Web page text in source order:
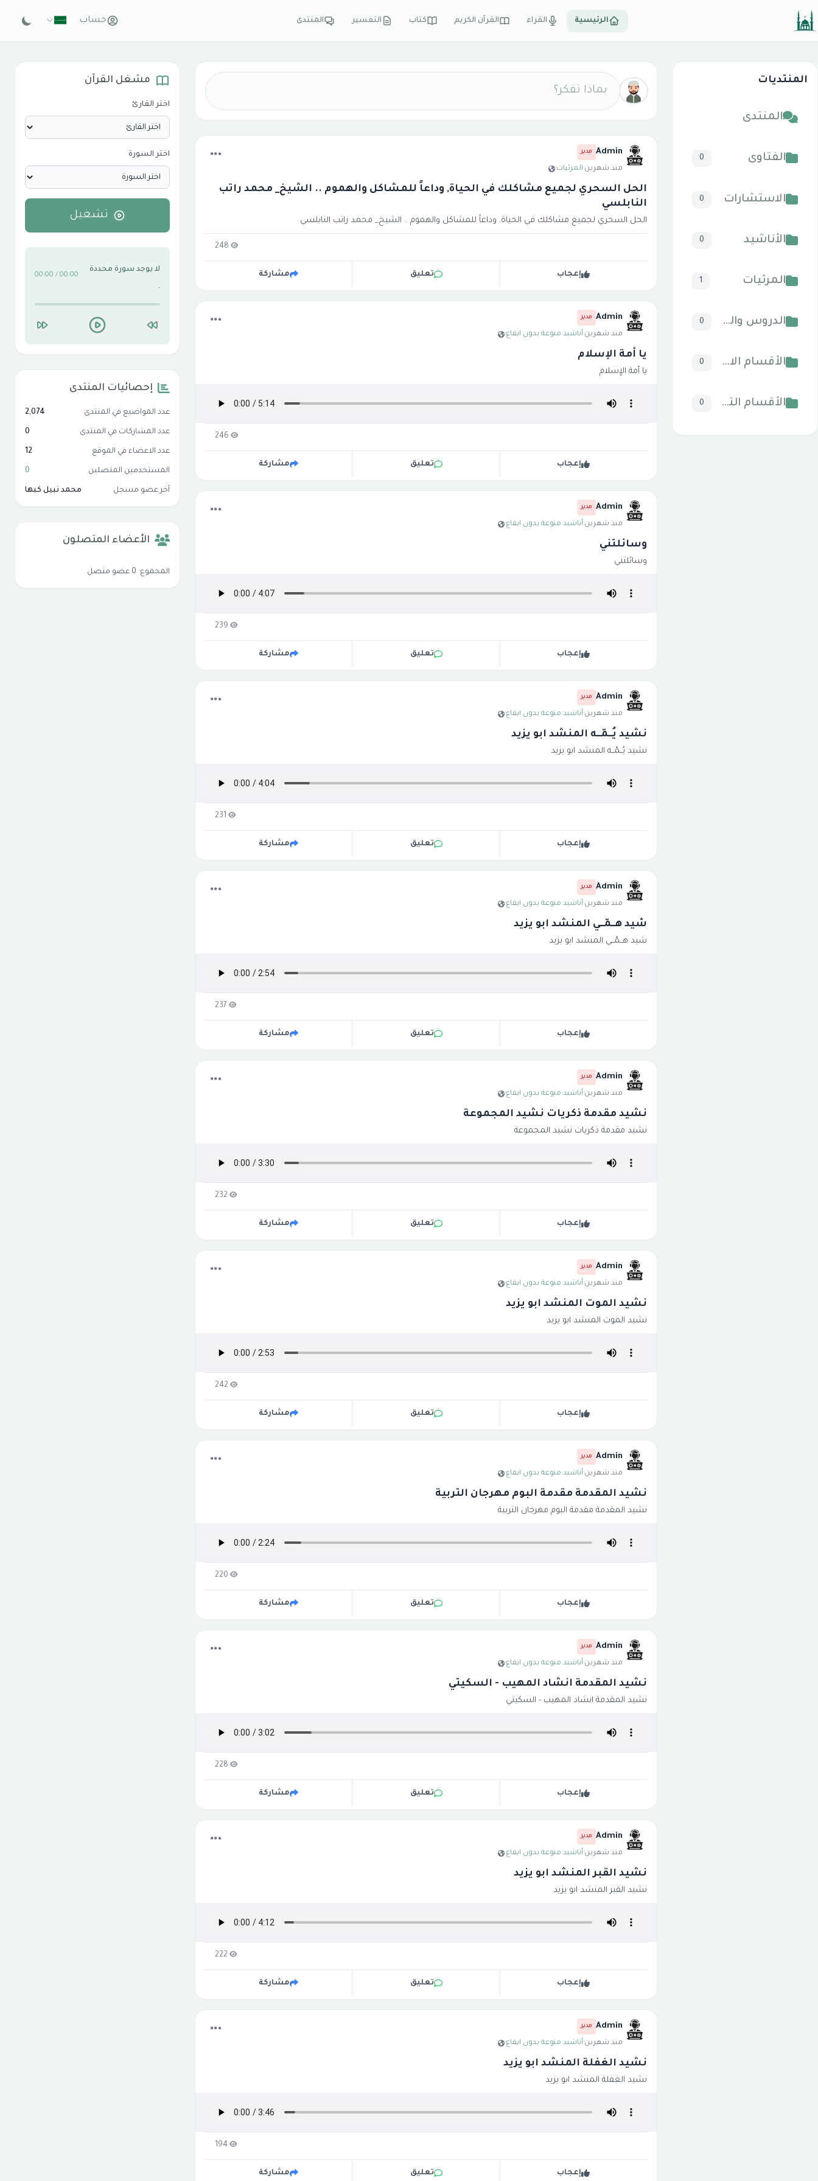
الرئيسية القراء القرآن الكريم كتاب التفسير المنتدى حساب
المنتديات
المنتدى
الفتاوى 0
الاستشارات 0
الأناشيد 0
المرئيات 1
الدروس والخطب 0
الأقسام الاسلامية 0
الأقسام التقنية للكمبيوتر والنترنت 0
بماذا تفكر؟
Admin مدير
منذ شهرين·المرئيات·
الحل السحري لجميع مشاكلك في الحياة, وداعاً للمشاكل والهموم .. الشيخ_ محمد راتب
النابلسي
الحل السحري لجميع مشاكلك في الحياة, وداعاً للمشاكل والهموم .. الشيخ_ محمد راتب النابلسي
إعجاب تعليق مشاركة
Admin مدير
منذ شهرين·أناشيد منوعة بدون ايقاع·
يا أمة الإسلام
يا أمة الإسلام
إعجاب تعليق مشاركة
Admin مدير
منذ شهرين·أناشيد منوعة بدون ايقاع·
وسائلتني
وسائلتني
إعجاب تعليق مشاركة
Admin مدير
منذ شهرين·أناشيد منوعة بدون ايقاع·
نشيد يُــمّــه المنشد ابو يزيد
نشيد يُــمّــه المنشد ابو يزيد
إعجاب تعليق مشاركة
Admin مدير
منذ شهرين·أناشيد منوعة بدون ايقاع·
شيد هــمّــي المنشد ابو يزيد
شيد هــمّــي المنشد ابو يزيد
إعجاب تعليق مشاركة
Admin مدير
منذ شهرين·أناشيد منوعة بدون ايقاع·
نشيد مقدمة ذكريات نشيد المجموعة
نشيد مقدمة ذكريات نشيد المجموعة
إعجاب تعليق مشاركة
Admin مدير
منذ شهرين·أناشيد منوعة بدون ايقاع·
نشيد الموت المنشد ابو يزيد
نشيد الموت المنشد ابو يزيد
إعجاب تعليق مشاركة
Admin مدير
منذ شهرين·أناشيد منوعة بدون ايقاع·
نشيد المقدمة مقدمة البوم مهرجان التربية
نشيد المقدمة مقدمة البوم مهرجان التربية
إعجاب تعليق مشاركة
Admin مدير
منذ شهرين·أناشيد منوعة بدون ايقاع·
نشيد المقدمة انشاد المهيب - السكيتي
نشيد المقدمة انشاد المهيب - السكيتي
إعجاب تعليق مشاركة
Admin مدير
منذ شهرين·أناشيد منوعة بدون ايقاع·
نشيد القبر المنشد ابو يزيد
نشيد القبر المنشد ابو يزيد
إعجاب تعليق مشاركة
Admin مدير
منذ شهرين·أناشيد منوعة بدون ايقاع·
نشيد الغفلة المنشد ابو يزيد
نشيد الغفلة المنشد ابو يزيد
إعجاب تعليق مشاركة
مشغل القرآن
اختر القارئ
اختر السورة
تشغيل
لا يوجد سورة محددة
-
00:00 / 00:00
إحصائيات المنتدى
عدد المواضيع في المنتدى 2,074
عدد المشاركات في المنتدى 0
عدد الاعضاء في الموقع 12
المستخدمين المتصلين 0
آخر عضو مسجل محمد نبيل كبها
الأعضاء المتصلون
المجموع: 0 عضو متصل